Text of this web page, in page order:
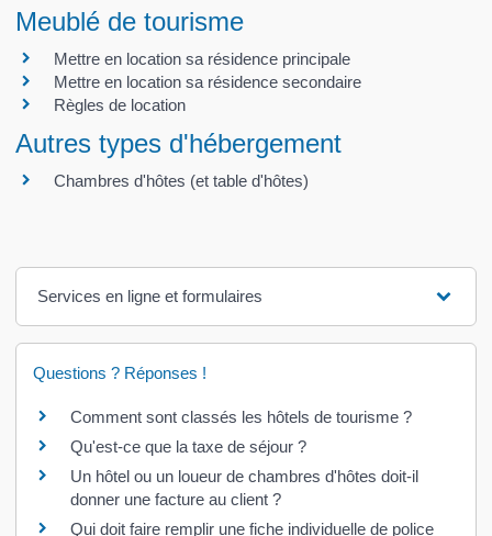
Meublé de tourisme
Mettre en location sa résidence principale
Mettre en location sa résidence secondaire
Règles de location
Autres types d'hébergement
Chambres d'hôtes (et table d'hôtes)
Services en ligne et formulaires
Questions ? Réponses !
Comment sont classés les hôtels de tourisme ?
Qu'est-ce que la taxe de séjour ?
Un hôtel ou un loueur de chambres d'hôtes doit-il
donner une facture au client ?
Qui doit faire remplir une fiche individuelle de police